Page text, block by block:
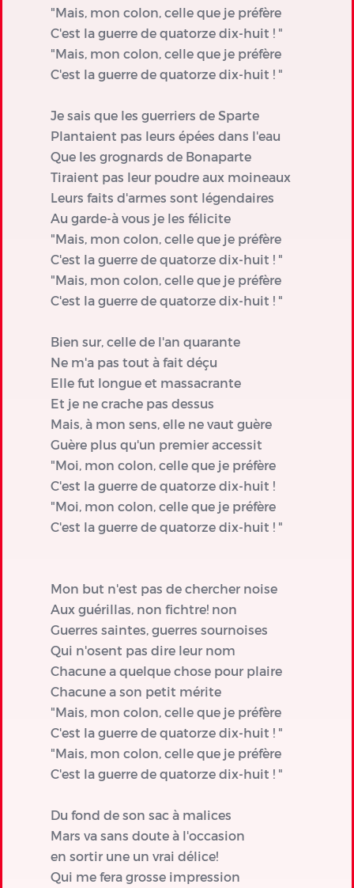
"Mais, mon colon, celle que je préfère
C'est la guerre de quatorze dix-huit ! "
"Mais, mon colon, celle que je préfère
C'est la guerre de quatorze dix-huit ! "
Je sais que les guerriers de Sparte
Plantaient pas leurs épées dans l'eau
Que les grognards de Bonaparte
Tiraient pas leur poudre aux moineaux
Leurs faits d'armes sont légendaires
Au garde-à vous je les félicite
"Mais, mon colon, celle que je préfère
C'est la guerre de quatorze dix-huit ! "
"Mais, mon colon, celle que je préfère
C'est la guerre de quatorze dix-huit ! "
Bien sur, celle de l'an quarante
Ne m'a pas tout à fait déçu
Elle fut longue et massacrante
Et je ne crache pas dessus
Mais, à mon sens, elle ne vaut guère
Guère plus qu'un premier accessit
"Moi, mon colon, celle que je préfère
C'est la guerre de quatorze dix-huit !
"Moi, mon colon, celle que je préfère
C'est la guerre de quatorze dix-huit ! "
Mon but n'est pas de chercher noise
Aux guérillas, non fichtre! non
Guerres saintes, guerres sournoises
Qui n'osent pas dire leur nom
Chacune a quelque chose pour plaire
Chacune a son petit mérite
"Mais, mon colon, celle que je préfère
C'est la guerre de quatorze dix-huit ! "
"Mais, mon colon, celle que je préfère
C'est la guerre de quatorze dix-huit ! "
Du fond de son sac à malices
Mars va sans doute à l'occasion
en sortir une un vrai délice!
Qui me fera grosse impression